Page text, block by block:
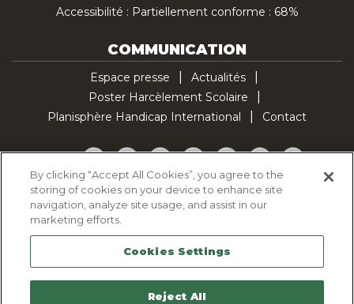
Accessibilité : Partiellement conforme : 68%
COMMUNICATION
Espace presse
Actualités
Poster Harcèlement Scolaire
Planisphère Handicap International
Contact
Facebook
TwitterYouTubePinterestInstagramLinkedInTikTok
Politique d'utilisation des cookies
Politique de confidentialité
Mentions légales
Plan du site
Contactez-nous
By clicking “Accept All Cookies”, you agree to the
storing of cookies on your device to enhance site
navigation, analyze site usage, and assist in our
marketing efforts.
Cookies Settings
Reject All